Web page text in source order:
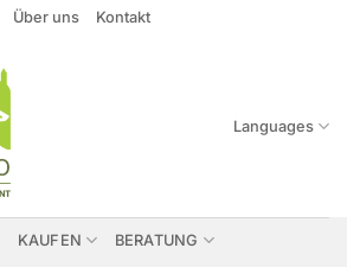
Über uns Kontakt
Languages
KAUFEN BERATUNG